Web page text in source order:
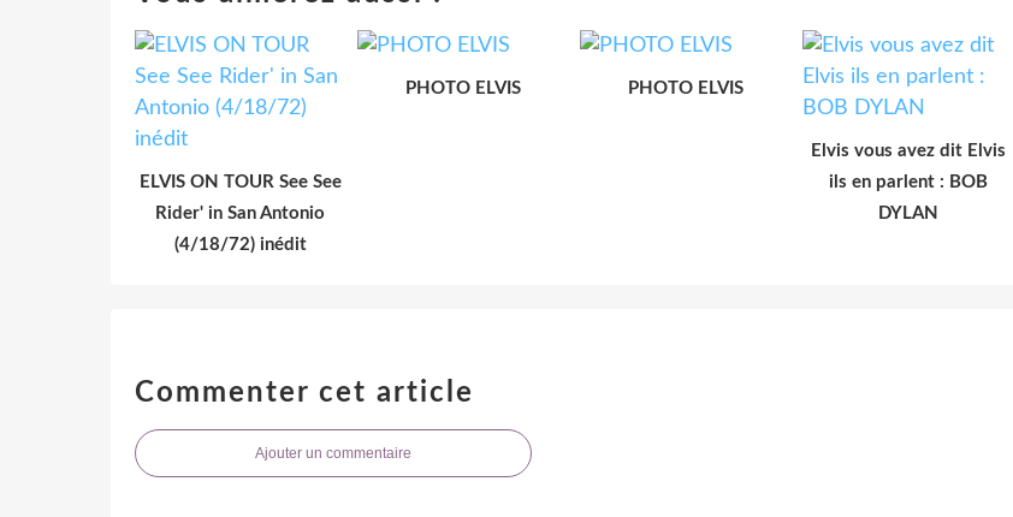
ELVIS ON TOUR See See
Rider' in San Antonio
(4/18/72) inédit
PHOTO ELVIS PHOTO ELVIS
Elvis vous avez dit Elvis
ils en parlent : BOB
DYLAN
Commenter cet article
Ajouter un commentaire